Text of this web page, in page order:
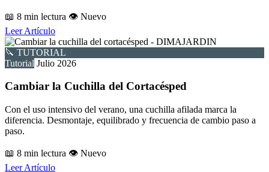
📖 8 min lectura 👁️ Nuevo
Leer Artículo
🔪 TUTORIAL
Tutorial Julio 2026
Cambiar la Cuchilla del Cortacésped
Con el uso intensivo del verano, una cuchilla afilada marca la
diferencia. Desmontaje, equilibrado y frecuencia de cambio paso a
paso.
📖 8 min lectura 👁️ Nuevo
Leer Artículo